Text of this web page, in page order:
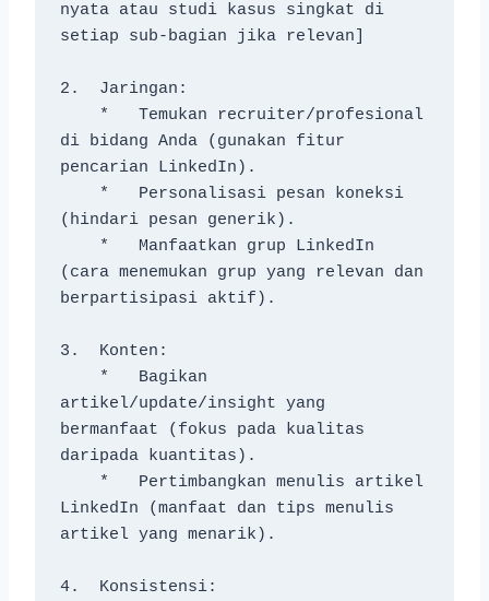
nyata atau studi kasus singkat di
setiap sub-bagian jika relevan]
2.  Jaringan:
di bidang Anda (gunakan fitur
pencarian LinkedIn).
(hindari pesan generik).
(cara menemukan grup yang relevan dan
berpartisipasi aktif).
3.  Konten:
artikel/update/insight yang
bermanfaat (fokus pada kualitas
daripada kuantitas).
LinkedIn (manfaat dan tips menulis
artikel yang menarik).
4.  Konsistensi: